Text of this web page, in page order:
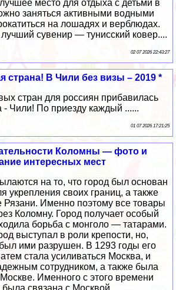
место для отдыха с детьми в
заняться активными водными
на лошадях и верблюдах.
сувенир — тунисский ковер....
02 07 2026 22:43:27
страна! В Чили без визы – 2019 *
стран для россиян прибавилась
- Чили! По приезду каждый ......
01 07 2026 17:21:25
Коломны — фото и
интересных мест
на то, что город был основан
укрепления своих границ, а также
Рязани. Именно поэтому все товары
Коломну. Город получает особый
борьба с монголо — татарами.
выступал в роли крепости, но,
ими разрушен. В 1293 годы его
стала усиливаться Москва, и
сотрудником, а также была
Именного с этого времени
связана с Москвой....